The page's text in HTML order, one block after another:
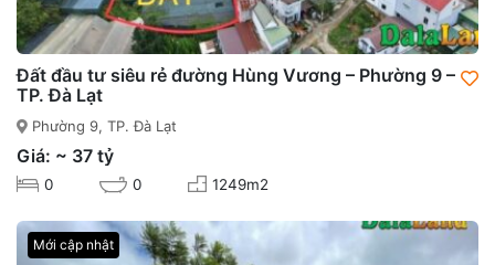
Đất đầu tư siêu rẻ đường Hùng Vương – Phường 9 –
TP. Đà Lạt
Phường 9, TP. Đà Lạt
Giá: ~ 37 tỷ
0 0 1249m2
Mới cập nhật